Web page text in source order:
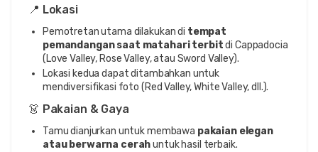
📍 Lokasi
Pemotretan utama dilakukan di tempat
pemandangan saat matahari terbitdi Cappadocia
(Love Valley, Rose Valley, atau Sword Valley).
Lokasi kedua dapat ditambahkan untuk
mendiversifikasi foto (Red Valley, White Valley, dll.).
👗 Pakaian & Gaya
Tamu dianjurkan untuk membawa pakaian elegan
atau berwarna cerahuntuk hasil terbaik.